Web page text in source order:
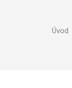
Úvod